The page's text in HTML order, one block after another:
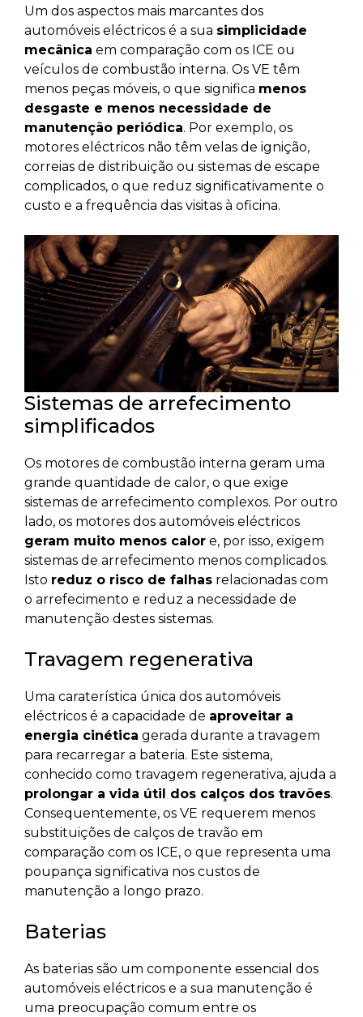
Um dos aspectos mais marcantes dos
automóveis eléctricos é a sua simplicidade
mecânica em comparação com os ICE ou
veículos de combustão interna. Os VE têm
menos peças móveis, o que significa menos
desgaste e menos necessidade de
manutenção periódica. Por exemplo, os
motores eléctricos não têm velas de ignição,
correias de distribuição ou sistemas de escape
complicados, o que reduz significativamente o
custo e a frequência das visitas à oficina.
Sistemas de arrefecimento
simplificados
Os motores de combustão interna geram uma
grande quantidade de calor, o que exige
sistemas de arrefecimento complexos. Por outro
lado, os motores dos automóveis eléctricos
geram muito menos calor e, por isso, exigem
sistemas de arrefecimento menos complicados.
Isto reduz o risco de falhas relacionadas com
o arrefecimento e reduz a necessidade de
manutenção destes sistemas.
Travagem regenerativa
Uma caraterística única dos automóveis
eléctricos é a capacidade de aproveitar a
energia cinética gerada durante a travagem
para recarregar a bateria. Este sistema,
conhecido como travagem regenerativa, ajuda a
prolongar a vida útil dos calços dos travões.
Consequentemente, os VE requerem menos
substituições de calços de travão em
comparação com os ICE, o que representa uma
poupança significativa nos custos de
manutenção a longo prazo.
Baterias
As baterias são um componente essencial dos
automóveis eléctricos e a sua manutenção é
uma preocupação comum entre os